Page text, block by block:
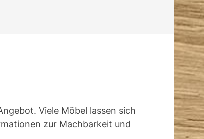
Viele Möbel lassen sich
zur Machbarkeit und